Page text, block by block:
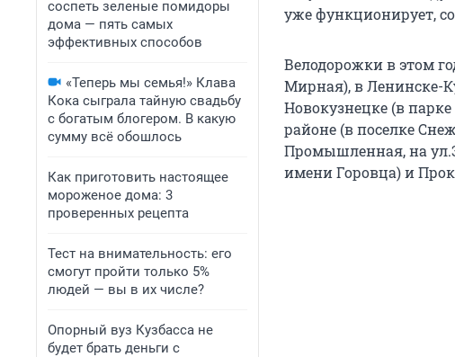
соспеть зеленые помидоры
дома — пять самых
эффективных способов
«Теперь мы семья!» Клава
Кока сыграла тайную свадьбу
с богатым блогером. В какую
сумму всё обошлось
Как приготовить настоящее
мороженое дома: 3
проверенных рецепта
Тест на внимательность: его
смогут пройти только 5%
людей — вы в их числе?
Опорный вуз Кузбасса не
будет брать деньги с
уже функционирует,
Велодорожки в этом
Мирная), в Ленинске-
Новокузнецке (в
районе (в поселке
Промышленная, на
имени Горовца) и